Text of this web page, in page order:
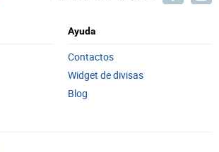
Ayuda
Contactos
Widget de divisas
Blog